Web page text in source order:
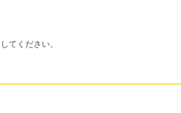
てください。